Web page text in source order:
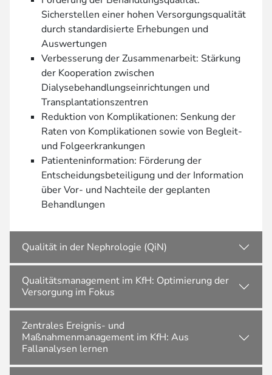
Sicherstellen einer hohen Versorgungsqualität
durch standardisierte Erhebungen und
Auswertungen
Verbesserung der Zusammenarbeit: Stärkung
der Kooperation zwischen
Dialysebehandlungseinrichtungen und
Transplantationszentren
Reduktion von Komplikationen: Senkung der
Raten von Komplikationen sowie von Begleit-
und Folgeerkrankungen
Patienteninformation: Förderung der
Entscheidungsbeteiligung und der Information
über Vor- und Nachteile der geplanten
Behandlungen
Qualität in der Nephrologie (QiN)
Qualitätsmanagement im KfH: Optimierung der
Versorgung im Fokus
Zentrales Ereignis- und
Maßnahmenmanagement im KfH: Aus
Fallanalysen lernen